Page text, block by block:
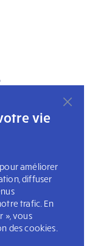
vie
améliorer
diffuser
trafic. En
», vous
des cookies.
droits réservés